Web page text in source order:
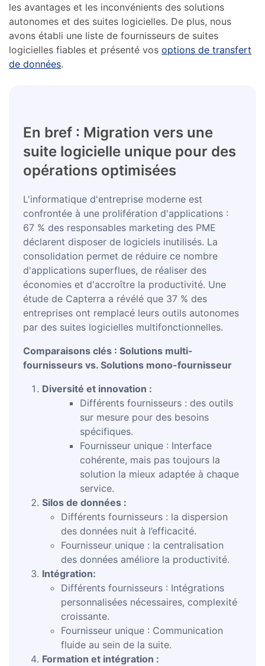
les avantages et les inconvénients des solutions
autonomes et des suites logicielles. De plus, nous
avons établi une liste de fournisseurs de suites
logicielles fiables et présenté vosoptions de transfert
de données.
En bref : Migration vers une
suite logicielle unique pour des
opérations optimisées
L'informatique d'entreprise moderne est
confrontée à une prolifération d'applications :
67 % des responsables marketing des PME
déclarent disposer de logiciels inutilisés. La
consolidation permet de réduire ce nombre
d'applications superflues, de réaliser des
économies et d'accroître la productivité. Une
étude de Capterra a révélé que 37 % des
entreprises ont remplacé leurs outils autonomes
par des suites logicielles multifonctionnelles.
Comparaisons clés : Solutions multi-
fournisseurs vs. Solutions mono-fournisseur
Diversité et innovation :
Différents fournisseurs : des outils
sur mesure pour des besoins
spécifiques.
Fournisseur unique : Interface
cohérente, mais pas toujours la
solution la mieux adaptée à chaque
service.
Silos de données :
Différents fournisseurs : la dispersion
des données nuit à l’efficacité.
Fournisseur unique : la centralisation
des données améliore la productivité.
Intégration:
Différents fournisseurs : Intégrations
personnalisées nécessaires, complexité
croissante.
Fournisseur unique : Communication
fluide au sein de la suite.
Formation et intégration :